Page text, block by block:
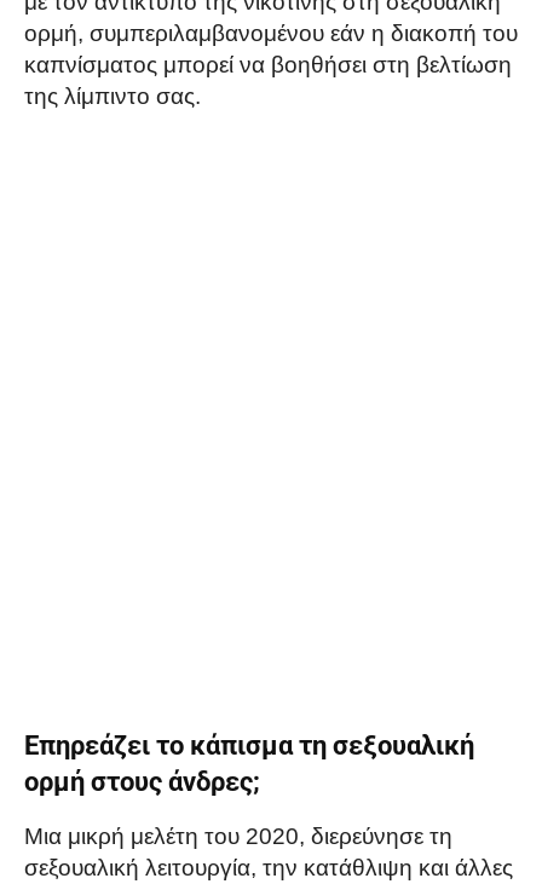
ορμή, συμπεριλαμβανομένου εάν η διακοπή του
καπνίσματος μπορεί να βοηθήσει στη βελτίωση
της λίμπιντο σας.
Επηρεάζει το κάπισμα τη σεξουαλική
ορμή στους άνδρες;
Μια μικρή μελέτη του 2020, διερεύνησε τη
σεξουαλική λειτουργία, την κατάθλιψη και άλλες